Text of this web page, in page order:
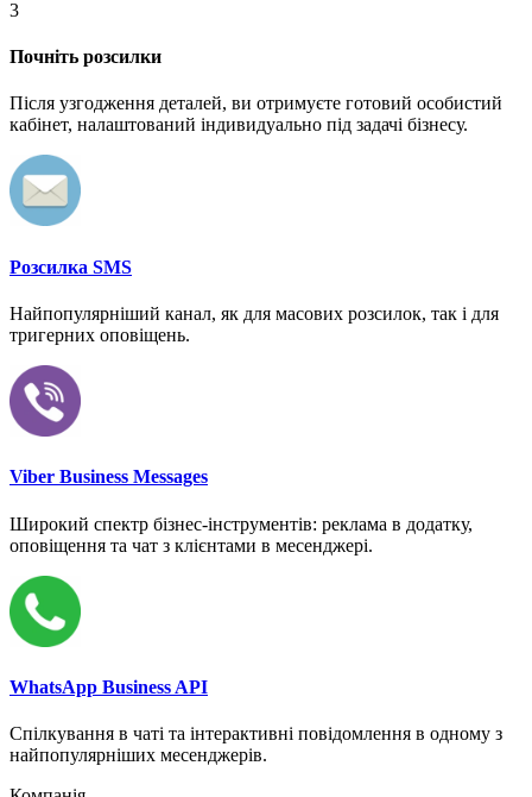
3
Почніть розсилки
Після узгодження деталей, ви отримуєте готовий особистий
кабінет, налаштований індивидуально під задачі бізнесу.
Розсилка SMS
Найпопулярніший канал, як для масових розсилок, так і для
тригерних оповіщень.
Viber Business Messages
Широкий спектр бізнес-інструментів: реклама в додатку,
оповіщення та чат з клієнтами в месенджері.
WhatsApp Business API
Спілкування в чаті та інтерактивні повідомлення в одному з
найпопулярніших месенджерів.